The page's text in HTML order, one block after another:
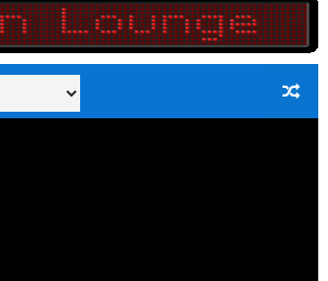
Minta Penanganan Pencemaran
MKRE FC Raih Tiket
81Turnamen Olah Anak Muda Kota